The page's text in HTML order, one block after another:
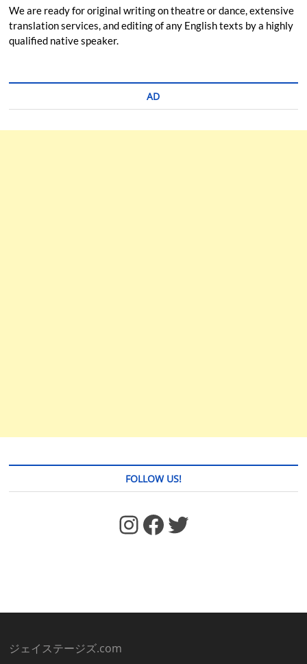
We are ready for original writing on theatre or dance, extensive
translation services, and editing of any English texts by a highly
qualified native speaker.
AD
FOLLOW US!
https://www.facebook.com/jstages/ Facebook Twitter
ジェイステージズ.com